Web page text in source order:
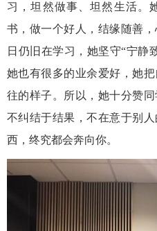
习，坦然做事、坦然生活。
书， 做一个好人，结缘随善
日仍旧在学习，她坚守“宁静
她也有很多的业余爱好，她
往的样子。所以 ，她十分赞
不纠结于结果，不在意于别
西，终究都会奔向你。